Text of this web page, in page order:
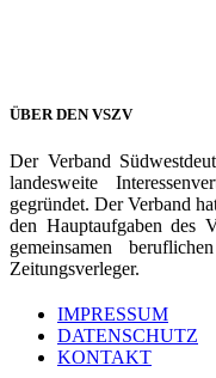
ÜBER DEN VSZV
Der Verband
landesweite
gegründet. Der Verband
den Hauptaufgaben des
gemeinsamen
Zeitungsverleger.
IMPRESSUM
DATENSCHUTZ
KONTAKT